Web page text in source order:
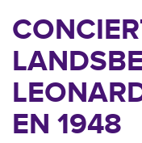
EN 1948